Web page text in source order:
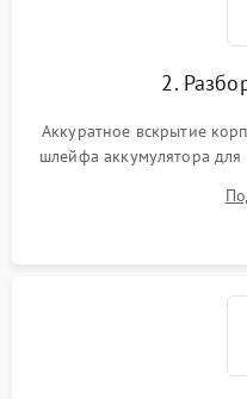
2.
Аккуратное вскрытие
шлейфа аккумулятора
высохшей